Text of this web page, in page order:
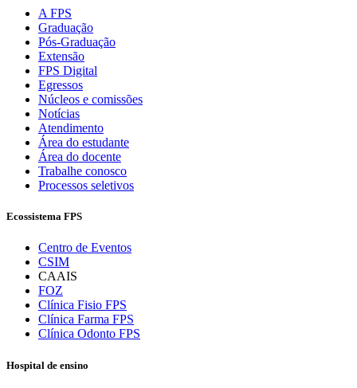
A FPS
Graduação
Pós-Graduação
Extensão
FPS Digital
Egressos
Núcleos e comissões
Notícias
Atendimento
Área do estudante
Área do docente
Trabalhe conosco
Processos seletivos
Ecossistema FPS
Centro de Eventos
CSIM
CAAIS
FOZ
Clínica Fisio FPS
Clínica Farma FPS
Clínica Odonto FPS
Hospital de ensino